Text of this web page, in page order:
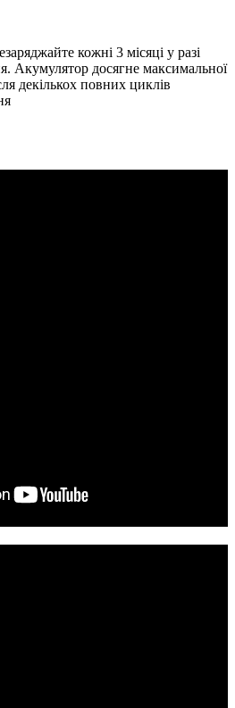
кожні 3 місяці у разі
Акумулятор досягне максимальної
декількох повних циклів